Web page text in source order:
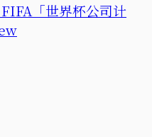
「世界杯公司计